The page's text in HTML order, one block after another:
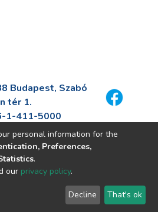
Budapest, Szabó
tér 1.
1-411-5000
fszek.hu
personal information for the
Preferences,
.
our privacy policy.
Decline That's ok